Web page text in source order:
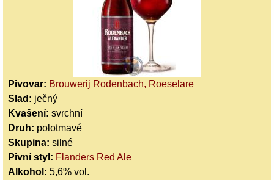
Pivovar: Brouwerij Rodenbach, Roeselare
Slad: ječný
Kvašení: svrchní
Druh: polotmavé
Skupina: silné
Pivní styl: Flanders Red Ale
Alkohol: 5,6% vol.